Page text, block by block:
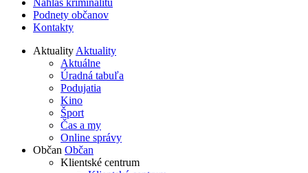
Nahlás kriminalitu
Podnety občanov
Kontakty
Aktuality Aktuality
Aktuálne
Úradná tabuľa
Podujatia
Kino
Šport
Čas a my
Online správy
Občan Občan
Klientské centrum